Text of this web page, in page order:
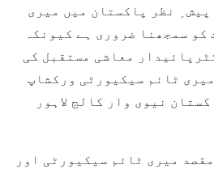
پیش ِ نظر پاکستان میں میری
سمجھنا ضروری ہے کیونکہ
معاشی مستقبل کی
ٹائم سیکیورٹی ورکشاپ
نیوی وار کالج لاہور
ٹائم سیکیورٹی اور